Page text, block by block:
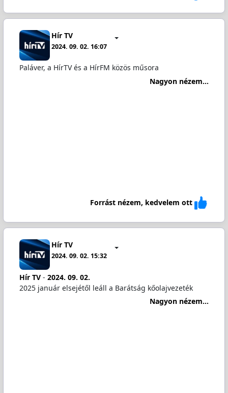
Hír TV
2024. 09. 02. 16:07
Paláver, a HírTV és a HírFM közös műsora
Nagyon nézem...
Forrást nézem, kedvelem ott
Hír TV
2024. 09. 02. 15:32
Hír TV- 2024. 09. 02.
2025 január elsejétől leáll a Barátság kőolajvezeték
Nagyon nézem...